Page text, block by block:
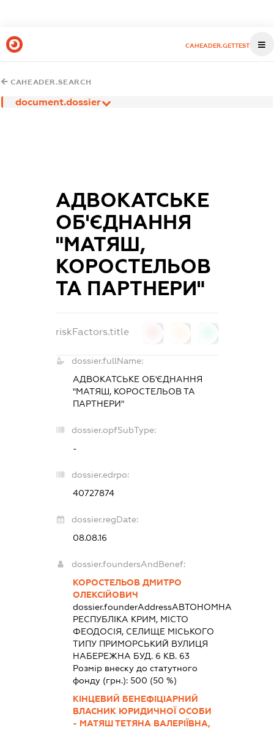
CAHEADER.GETTEST
CAHEADER.SEARCH
document.dossier
АДВОКАТСЬКЕ
ОБ'ЄДНАННЯ
"МАТЯШ,
КОРОСТЕЛЬОВ
ТА ПАРТНЕРИ"
riskFactors.title
dossier.fullName:
АДВОКАТСЬКЕ ОБ'ЄДНАННЯ
"МАТЯШ, КОРОСТЕЛЬОВ ТА
ПАРТНЕРИ"
dossier.opfSubType:
-
dossier.edrpo:
40727874
dossier.regDate:
08.08.16
dossier.foundersAndBenef:
КОРОСТЕЛЬОВ ДМИТРО
ОЛЕКСІЙОВИЧ
dossier.founderAddressАВТОНОМНА
РЕСПУБЛІКА КРИМ, МІСТО
ФЕОДОСІЯ, СЕЛИЩЕ МІСЬКОГО
ТИПУ ПРИМОРСЬКИЙ ВУЛИЦЯ
НАБЕРЕЖНА БУД. 6 КВ. 63
Розмір внеску до статутного
фонду (грн.):500 (50 %)
КІНЦЕВИЙ БЕНЕФІЦІАРНИЙ
ВЛАСНИК ЮРИДИЧНОЇ ОСОБИ
- МАТЯШ ТЕТЯНА ВАЛЕРІЇВНА,